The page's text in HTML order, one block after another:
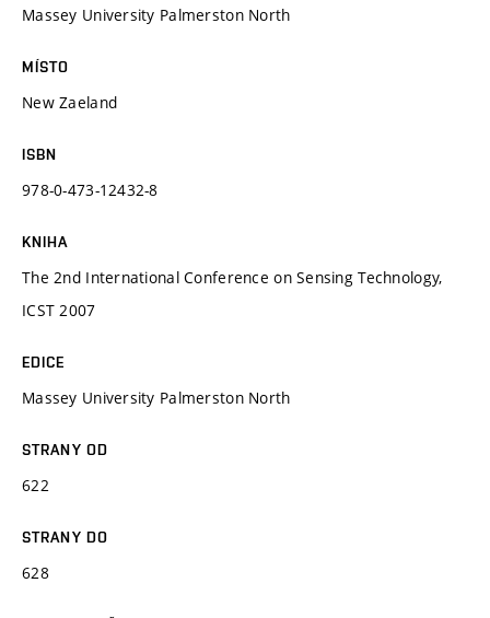
Massey University Palmerston North
MÍSTO
New Zaeland
ISBN
978-0-473-12432-8
KNIHA
The 2nd International Conference on Sensing Technology,
ICST 2007
EDICE
Massey University Palmerston North
STRANY OD
622
STRANY DO
628